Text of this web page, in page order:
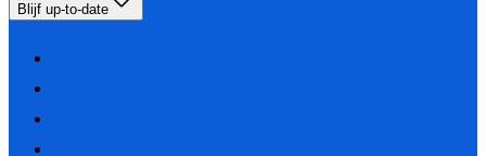
Blijf up-to-date